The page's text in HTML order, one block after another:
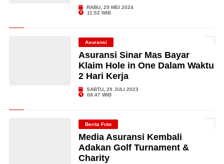
RABU, 29 MEI 2024
11:52 WIB
Asuransi
Asuransi Sinar Mas Bayar
Klaim Hole in One Dalam Waktu
2 Hari Kerja
SABTU, 29 JULI 2023
08:47 WIB
Berita Foto
Media Asuransi Kembali
Adakan Golf Turnament &
Charity